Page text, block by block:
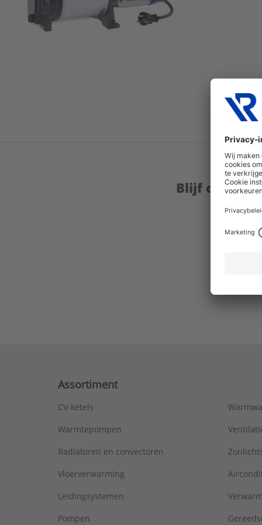
Blijf op de
Assortiment
CV-ketels
Warmtepompen
Radiatoren en convectoren
Vloerverwarming
Leidingsystemen
Pompen